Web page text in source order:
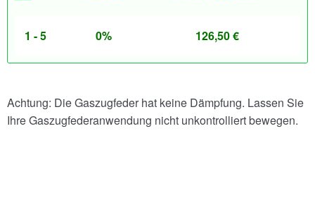
1 - 5 0% 126,50€
Achtung: Die Gaszugfeder hat keine Dämpfung. Lassen Sie
Ihre Gaszugfederanwendung nicht unkontrolliert bewegen.